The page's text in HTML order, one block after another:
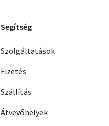
Segítség
Szolgáltatások
Fizetés
Szállítás
Átvevőhelyek